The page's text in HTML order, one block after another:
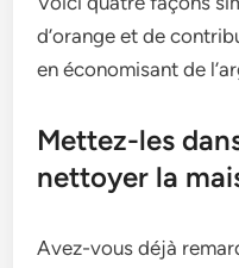
d’orange e­t de
en économisant de
Mettez-les
nettoyer la
Avez-vous déjà